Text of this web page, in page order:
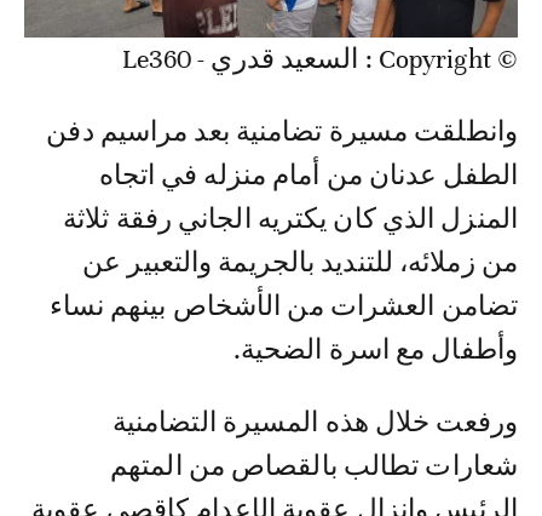
© Copyright : السعيد قدري - Le360
وانطلقت مسيرة تضامنية بعد مراسيم دفن
الطفل عدنان من أمام منزله في اتجاه
المنزل الذي كان يكتريه الجاني رفقة ثلاثة
من زملائه، للتنديد بالجريمة والتعبير عن
تضامن العشرات من الأشخاص بينهم نساء
وأطفال مع اسرة الضحية.
ورفعت خلال هذه المسيرة التضامنية
شعارات تطالب بالقصاص من المتهم